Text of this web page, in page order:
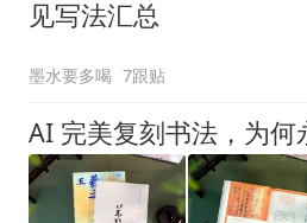
见写法汇总
墨水要多喝 7跟贴